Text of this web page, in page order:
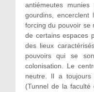
antiémeutes
gourdins, encerclent
forcing du pouvoir se
de certains espaces
des lieux
pouvoirs qui se
colonisation. Le
neutre. Il a
(Tunnel de la faculté